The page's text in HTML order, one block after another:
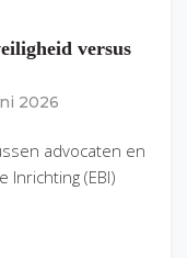
versus
2026
advocaten en
Inrichting (EBI)